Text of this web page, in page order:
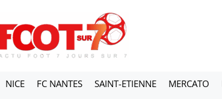
NICE FC NANTES SAINT-ETIENNE MERCATO